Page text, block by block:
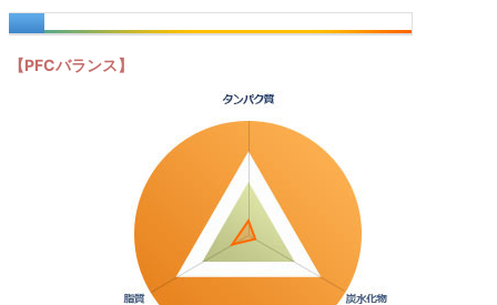
【PFCバランス】